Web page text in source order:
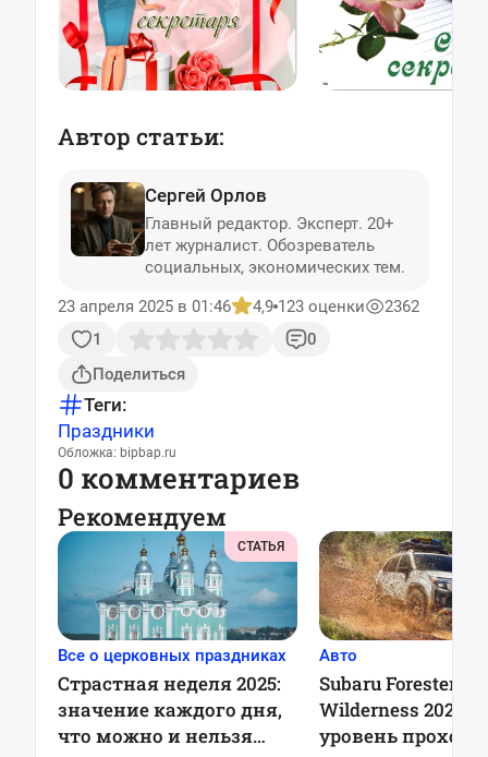
Автор статьи:
Сергей Орлов
Главный редактор. Эксперт. 20+
лет журналист. Обозреватель
социальных, экономических тем.
23 апреля 2025 в 01:46
4,9 123 оценки
2362
1
0
Поделиться
Теги:
Праздники
Обложка: bipbap.ru
0 комментариев
Рекомендуем
СТАТЬЯ
Все о церковных праздниках
Страстная неделя 2025:
значение каждого дня,
что можно и нельзя
Авто
Subaru Forester
Wilderness 2025:
уровень